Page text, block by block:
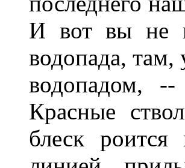
И вот вы не
водопада, там,
водопадом,
Красные
блеск роится